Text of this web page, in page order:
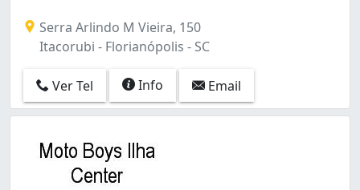
Serra Arlindo M Vieira, 150
Itacorubi - Florianópolis - SC
Ver Tel Info Email